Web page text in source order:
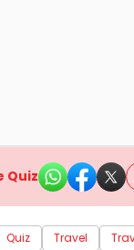
Quiz
Quiz Travel